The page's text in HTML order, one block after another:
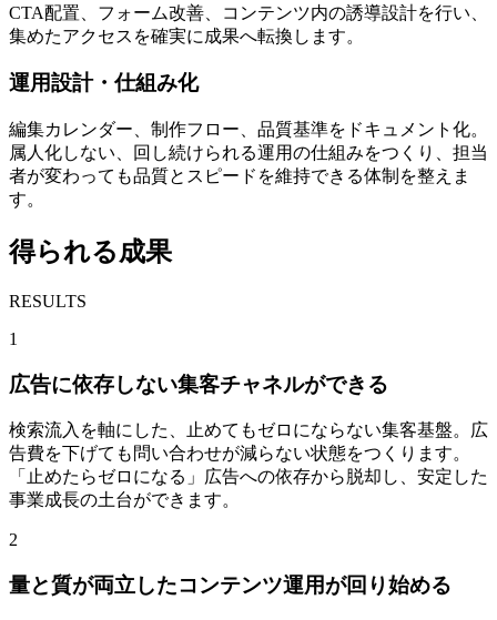
CTA配置、フォーム改善、コンテンツ内の誘導設計を行い、
集めたアクセスを確実に成果へ転換します。
運用設計・仕組み化
編集カレンダー、制作フロー、品質基準をドキュメント化。
属人化しない、回し続けられる運用の仕組みをつくり、担当
者が変わっても品質とスピードを維持できる体制を整えま
す。
得られる成果
RESULTS
1
広告に依存しない集客チャネルができる
検索流入を軸にした、止めてもゼロにならない集客基盤。広
告費を下げても問い合わせが減らない状態をつくります。
「止めたらゼロになる」広告への依存から脱却し、安定した
事業成長の土台ができます。
2
量と質が両立したコンテンツ運用が回り始める